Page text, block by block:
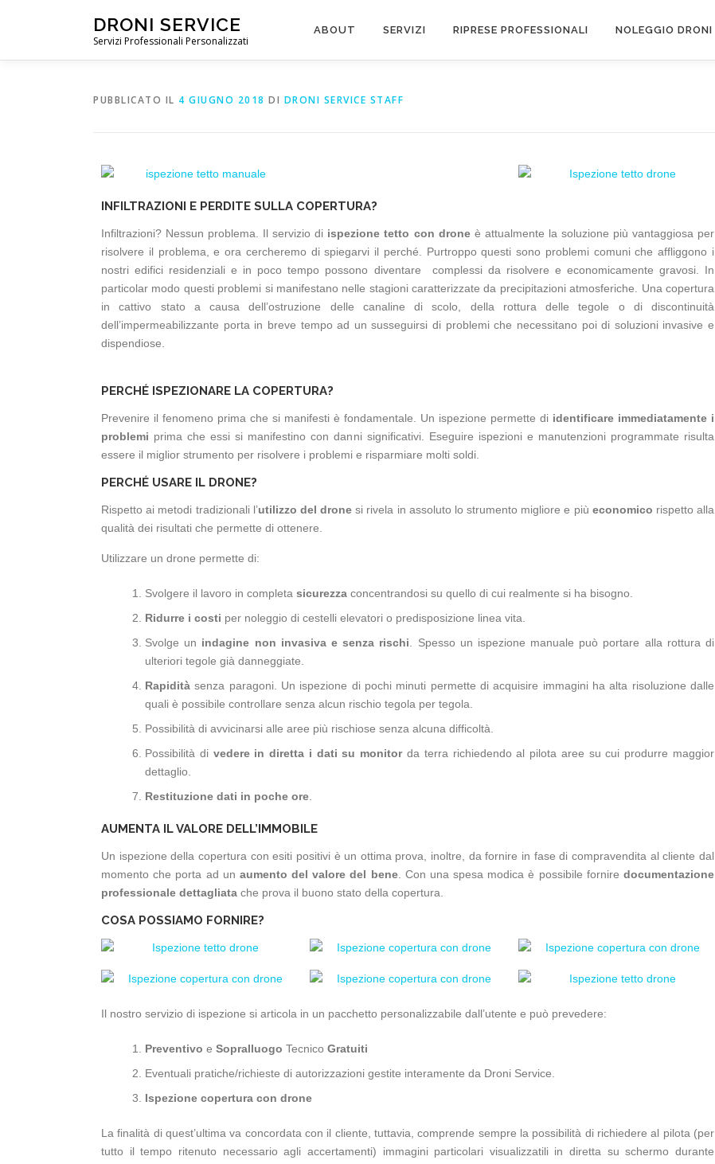
DRONI SERVICE
Servizi Professionali Personalizzati
ABOUT SERVIZI RIPRESE PROFESSIONALI NOLEGGIO DRONI
PUBBLICATO IL 4 GIUGNO 2018 DI DRONI SERVICE STAFF
INFILTRAZIONI E PERDITE SULLA COPERTURA?
Infiltrazioni? Nessun problema. Il servizio di ispezione tetto con droneè attualmente la soluzione più vantaggiosa per
risolvere il problema, e ora cercheremo di spiegarvi il perché. Purtroppo questi sono problemi comuni che affliggono i
nostri edifici residenziali e in poco tempo possono diventare complessi da risolvere e economicamente gravosi. In
particolar modo questi problemi si manifestano nelle stagioni caratterizzate da precipitazioni atmosferiche. Una copertura
in cattivo stato a causa dell’ostruzione delle canaline di scolo, della rottura delle tegole o di discontinuità
dell’impermeabilizzante porta in breve tempo ad un susseguirsi di problemi che necessitano poi di soluzioni invasive e
dispendiose.
PERCHÉ ISPEZIONARE LA COPERTURA?
Prevenire il fenomeno prima che si manifesti è fondamentale. Un ispezione permette di identificare immediatamente i
problemi prima che essi si manifestino con danni significativi. Eseguire ispezioni e manutenzioni programmate risulta
essere il miglior strumento per risolvere i problemi e risparmiare molti soldi.
PERCHÉ USARE IL DRONE?
Rispetto ai metodi tradizionali l’utilizzo del drone si rivela in assoluto lo strumento migliore e più economico rispetto alla
qualità dei risultati che permette di ottenere.
Utilizzare un drone permette di:
Svolgere il lavoro in completa sicurezza concentrandosi su quello di cui realmente si ha bisogno.
Ridurre i costi per noleggio di cestelli elevatori o predisposizione linea vita.
Svolge un indagine non invasiva e senza rischi . Spesso un ispezione manuale può portare alla rottura di
ulteriori tegole già danneggiate.
Rapidità senza paragoni. Un ispezione di pochi minuti permette di acquisire immagini ha alta risoluzione dalle
quali è possibile controllare senza alcun rischio tegola per tegola.
Possibilità di avvicinarsi alle aree più rischiose senza alcuna difficoltà.
Possibilità di vedere in diretta i dati su monitorda terra richiedendo al pilota aree su cui produrre maggior
dettaglio.
Restituzione dati in poche ore
AUMENTA IL VALORE DELL’IMMOBILE
Un ispezione della copertura con esiti positivi è un ottima prova, inoltre, da fornire in fase di compravendita al cliente dal
momento che porta ad un aumento del valore del bene. Con una spesa modica è possibile forniredocumentazione
professionale dettagliata che prova il buono stato della copertura.
COSA POSSIAMO FORNIRE?
Il nostro servizio di ispezione si articola in un pacchetto personalizzabile dall’utente e può prevedere:
Preventivo e Sopralluogo Tecnico Gratuiti
Eventuali pratiche/richieste di autorizzazioni gestite interamente da Droni Service.
Ispezione copertura con drone
La finalità di quest’ultima va concordata con il cliente, tuttavia, comprende sempre la possibilità di richiedere al pilota (per
tutto il tempo ritenuto necessario agli accertamenti) immagini particolari visualizzatili in diretta su schermo durante